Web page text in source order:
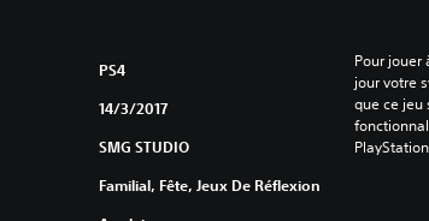
PS4
14/3/2017
SMG STUDIO
Familial, Fête, Jeux De Réflexion
Pour jouer
jour votre
que ce jeu